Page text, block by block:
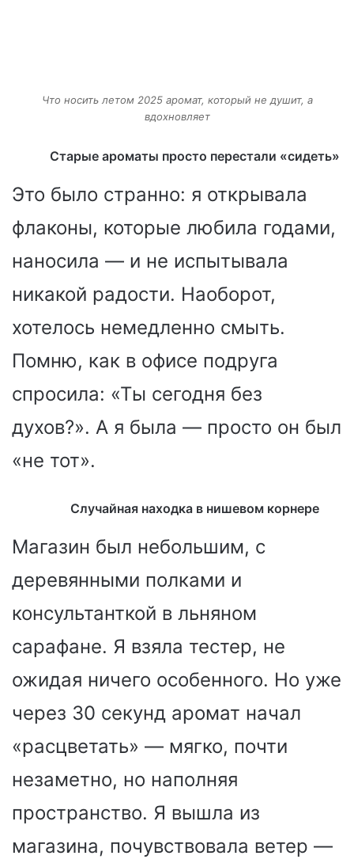
Что носить летом 2025 аромат, который не душит, а
вдохновляет
Старые ароматы просто перестали «сидеть»
Это было странно: я открывала
флаконы, которые любила годами,
наносила — и не испытывала
никакой радости. Наоборот,
хотелось немедленно смыть.
Помню, как в офисе подруга
спросила: «Ты сегодня без
духов?». А я была — просто он был
«не тот».
Случайная находка в нишевом корнере
Магазин был небольшим, с
деревянными полками и
консультанткой в льняном
сарафане. Я взяла тестер, не
ожидая ничего особенного. Но уже
через 30 секунд аромат начал
«расцветать» — мягко, почти
незаметно, но наполняя
пространство. Я вышла из
магазина, почувствовала ветер —